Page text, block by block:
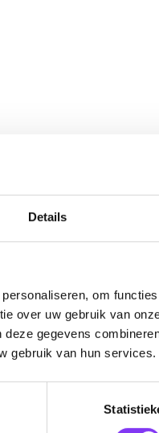
Details
om
over uw gebruik van
gegevens
gebruik van hun services.